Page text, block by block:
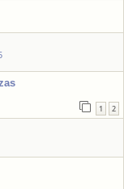
1 2